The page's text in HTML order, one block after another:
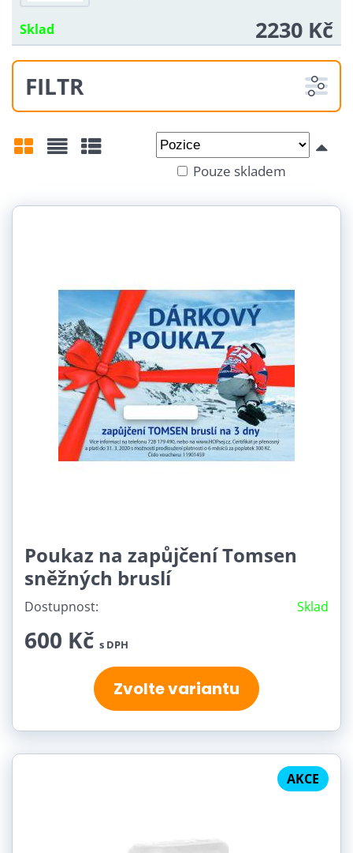
Sklad 2230 Kč
FILTR
Do:
Velikost:
Délka:
1 hodina (1)
2 hodiny (1)
3 hodiny (1)
4 hodiny (1)
Pouze skladem
Poukaz na zapůjčení Tomsen
sněžných bruslí
Dostupnost: Sklad
600 Kč s DPH
Zvolte variantu
AKCE